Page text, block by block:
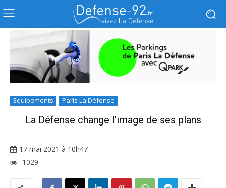
Equipements Paris La Défense
La Défense change l’image de ses plans
17 mai 2021 à 10h47
1029